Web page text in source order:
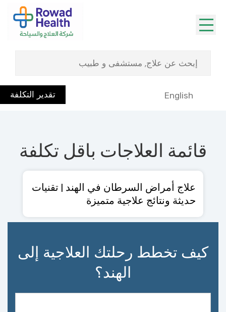
English تقدير التكلفة
قائمة العلاجات باقل تكلفة
علاج أمراض السرطان في الهند | تقنيات
حديثة ونتائج علاجية متميزة
كيف تخطط رحلتك العلاجية إلى
الهند؟